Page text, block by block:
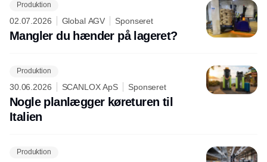
Produktion
02.07.2026 Global AGV Sponseret
Mangler du hænder på lageret?
Produktion
30.06.2026 SCANLOX ApS Sponseret
Nogle planlægger køreturen til
Italien
Produktion